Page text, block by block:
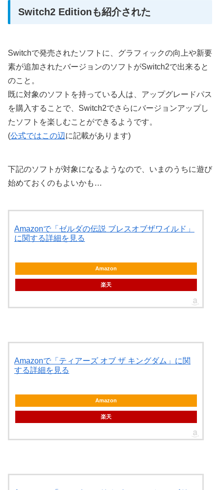
Switch2 Editionも紹介された
Switchで発売されたソフトに、グラフィックの向上や新要
素が追加されたバージョンのソフトがSwitch2で出来ると
のこと。
既に対象のソフトを持っている人は、アップグレードパス
を購入することで、Switch2でさらにバージョンアップし
たソフトを楽しむことができるようです。
(公式ではこの辺 に記載があります)
下記のソフトが対象になるようなので、いまのうちに遊び
始めておくのもよいかも…
Amazonで「ゼルダの伝説 ブレスオブザワイルド」
に関する詳細を見る
Amazon
楽天
Amazonで「ティアーズ オブ ザ キングダム」に関
する詳細を見る
Amazon
楽天